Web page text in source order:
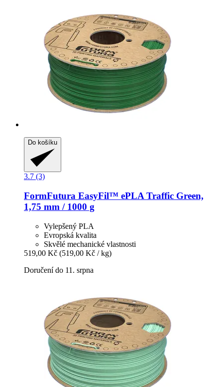
Do košíku
3.7 (3)
FormFutura EasyFil™ ePLA Traffic Green,
1,75 mm / 1000 g
Vylepšený PLA
Evropská kvalita
Skvělé mechanické vlastnosti
519,00 Kč (519,00 Kč / kg)
Doručení do 11. srpna